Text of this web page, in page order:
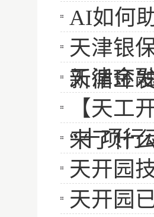
AI如何
天津银
新循环
天津金
【天工
来了什
“十项行
天开园
天开园